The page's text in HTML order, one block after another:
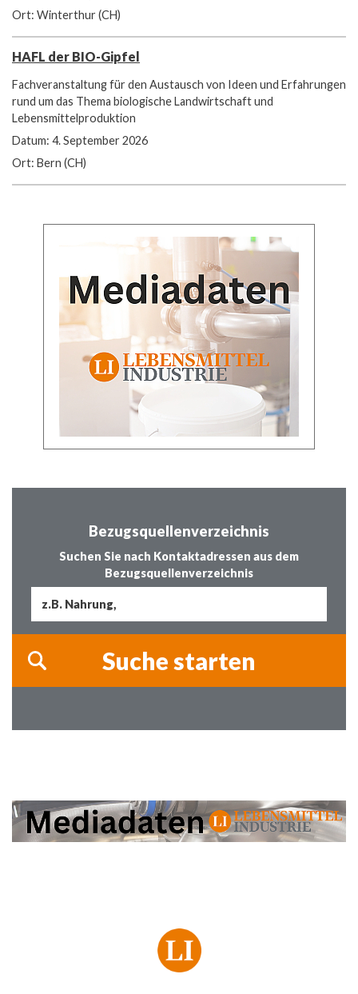
Ort: Winterthur (CH)
HAFL der BIO-Gipfel
Fachveranstaltung für den Austausch von Ideen und Erfahrungen
rund um das Thema biologische Landwirtschaft und
Lebensmittelproduktion
Datum: 4. September 2026
Ort: Bern (CH)
Bezugsquellenverzeichnis
Suchen Sie nach Kontaktadressen aus dem
Bezugsquellenverzeichnis